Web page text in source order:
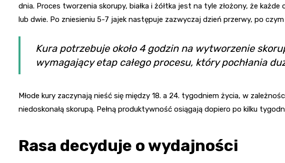
dnia. Proces tworzenia skorupy, białka i żółtka jest na tyle złożony, że
lub dwie. Po zniesieniu 5-7 jajek następuje zazwyczaj dzień przerwy, po
Kura potrzebuje około 4 godzin na wytworzenie
wymagający etap całego procesu, który pochłania
Młode kury zaczynają nieść się między 18. a 24. tygodniem życia, w
niedoskonałą skorupą. Pełną produktywność osiągają dopiero po kilku
Rasa decyduje o wydajności